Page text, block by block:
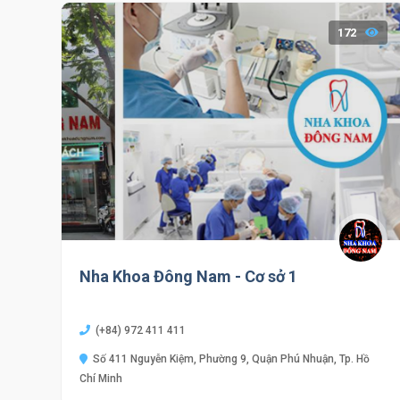
172
Nha Khoa Đông Nam - Cơ sở 1
(+84) 972 411 411
Số 411 Nguyễn Kiệm, Phường 9, Quận Phú Nhuận, Tp. Hồ
Chí Minh